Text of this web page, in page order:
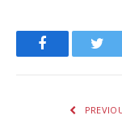
Facebook